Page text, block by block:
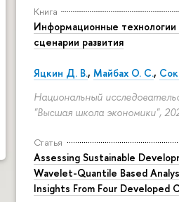
Книга
Информационные технологии
сценарии развития
Яцкин Д. В., Майбах О. С.,
Национальный
"Высшая школа экономики",
Статья
Assessing Sustainable
Wavelet-Quantile Based
Insights From Four Developed